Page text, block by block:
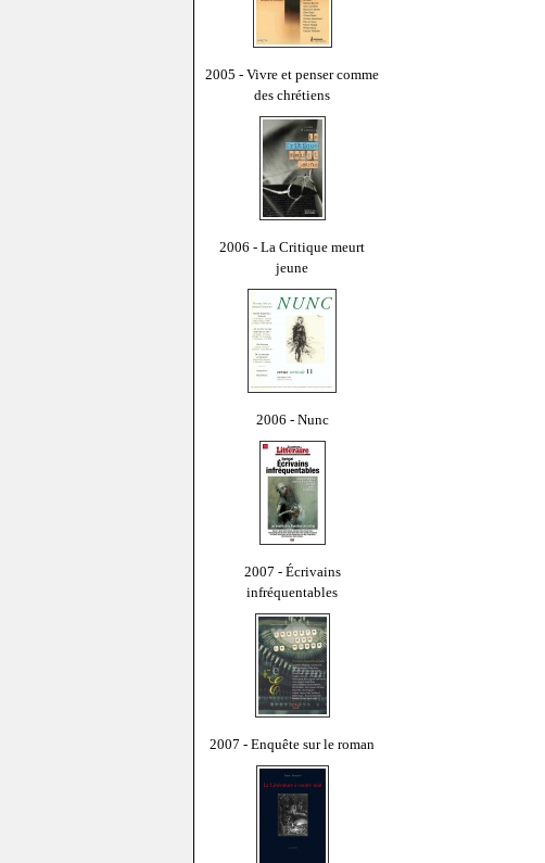
2005 - Vivre et penser comme
des chrétiens
2006 - La Critique meurt
jeune
2006 - Nunc
2007 - Écrivains
infréquentables
2007 - Enquête sur le roman